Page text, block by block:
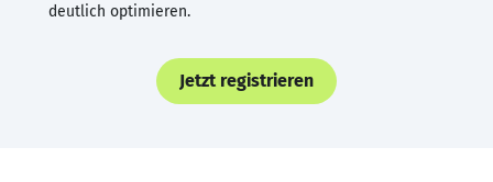
deutlich optimieren.
Jetzt registrieren